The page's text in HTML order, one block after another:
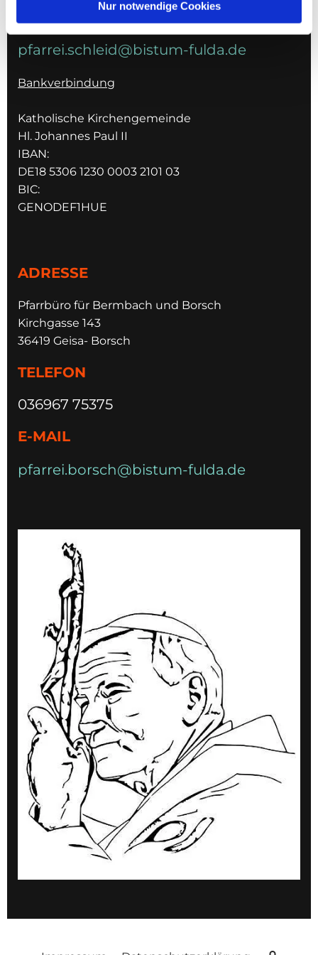
Nur notwendige Cookies
pfarrei.schleid@bistum-fulda.de
Bankverbindung
Katholische Kirchengemeinde
Hl. Johannes Paul II
IBAN:
DE18 5306 1230 0003 2101 03
BIC:
GENODEF1HUE
ADRESSE
Pfarrbüro für Bermbach und Borsch
Kirchgasse 143
36419 Geisa- Borsch
TELEFON
036967 75375
E-MAIL
pfarrei.borsch@bistum-fulda.de